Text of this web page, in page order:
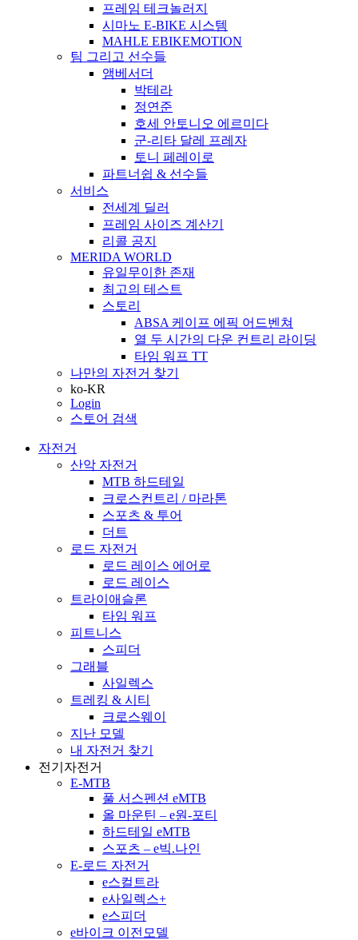
프레임 테크놀러지
시마노 E-BIKE 시스템
MAHLE EBIKEMOTION
팀 그리고 선수들
앰베서더
박테라
정연준
호세 안토니오 에르미다
군-리타 달레 프레자
토니 페레이로
파트너쉽 & 선수들
서비스
전세계 딜러
프레임 사이즈 계산기
리콜 공지
MERIDA WORLD
유일무이한 존재
최고의 테스트
스토리
ABSA 케이프 에픽 어드벤쳐
열 두 시간의 다운 컨트리 라이딩
타임 워프 TT
나만의 자전거 찾기
ko-KR
Login
스토어 검색
자전거
산악 자전거
MTB 하드테일
크로스컨트리 / 마라톤
스포츠 & 투어
더트
로드 자전거
로드 레이스 에어로
로드 레이스
트라이애슬론
타임 워프
피트니스
스피더
그래블
사일렉스
트레킹 & 시티
크로스웨이
지난 모델
내 자전거 찾기
전기자전거
E-MTB
풀 서스펜션 eMTB
올 마운틴 – e원-포티
하드테일 eMTB
스포츠 – e빅.나인
E-로드 자전거
e스컬트라
e사일렉스+
e스피더
e바이크 이전모델